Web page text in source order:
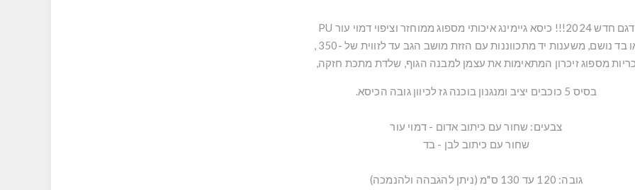
דגם חדש 2024!!! כיסא גיימינג איכותי מספוג ממוחזר וציפוי דמוי עור PU
בד נושם, משענות יד מתכווננות עם הזזת מושב הגב עד לזווית של -350 ,
מספוג זיכרון המתאימות את עצמן למבנה הגוף, שלדת מתכת חזקה,
בסיס 5 כוכבים יציב ומנגנון בוכנה גז לכיוון גובה הכיסא.
צבעים: שחור עם כיתוב אדום - דמוי עור
שחור עם כיתוב לבן - בד
גובה: 120 עד 130 ס"מ (ניתן להגבהה ולהנמכה)